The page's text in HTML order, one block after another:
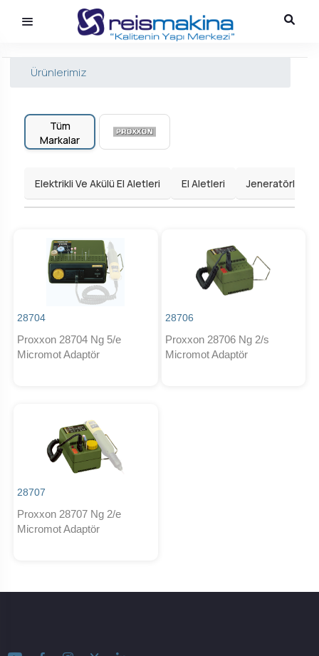
Ürünlerimiz
Tüm
Markalar
Elektrikli Ve Akülü El Aletleri El Aletleri Jeneratörler
28704
Proxxon 28704 Ng 5/e
Micromot Adaptör
28706
Proxxon 28706 Ng 2/s
Micromot Adaptör
28707
Proxxon 28707 Ng 2/e
Micromot Adaptör